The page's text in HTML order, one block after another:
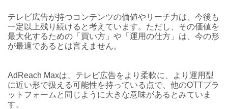
テレビ広告が持つコンテンツの価値やリーチ力は、今後も
一定以上残り続けると考えています。ただし、その価値を
最大化するための「買い方」や「運用の仕方」は、今の形
が最適であるとは言えません。
AdReach Maxは、テレビ広告をより柔軟に、より運用型
に近い形で扱える可能性を持っている点で、他のOTTプラ
ットフォームと同じように大きな意味があるとみていま
す。